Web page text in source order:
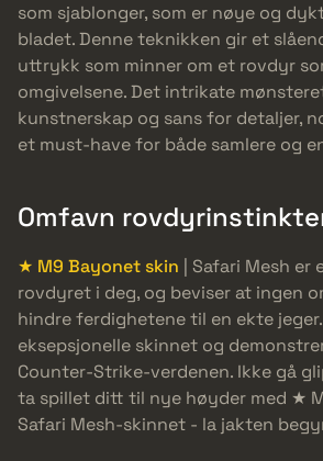
som sjablonger, som er nøye og
bladet. Denne teknikken gir et
uttrykk som minner om et rovdyr
omgivelsene. Det intrikate
kunstnerskap og sans for detaljer,
et must-have for både samlere og
Omfavn
★ M9 Bayonet skin | Safari Mesh
rovdyret i deg, og beviser at ingen
hindre ferdighetene til en ekte
eksepsjonelle skinnet og
Counter-Strike-verdenen. Ikke gå
ta spillet ditt til nye høyder med ★
Safari Mesh-skinnet - la jakten